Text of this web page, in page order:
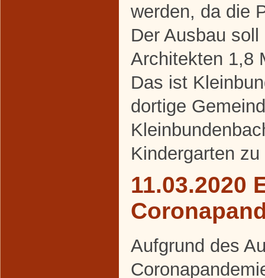
werden, da die
Der Ausbau
Architekten 1,8
Das ist
dortige
Kindergarten zu
11.03.2020
Aufgrund des